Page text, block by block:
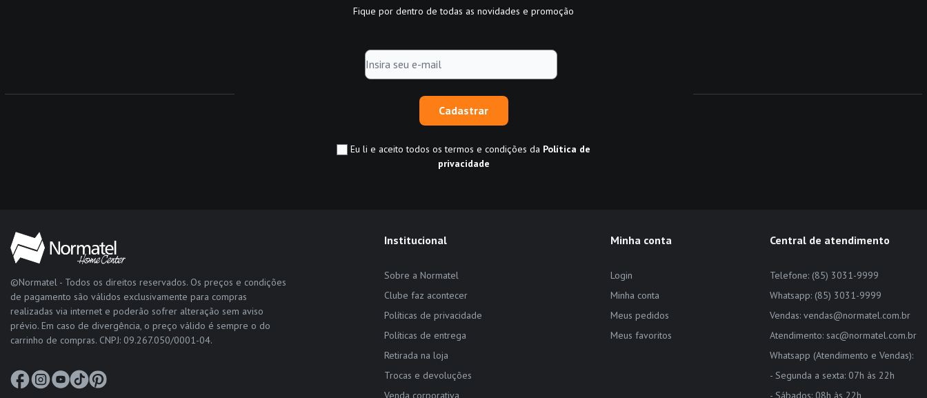
Fique por dentro de todas as novidades e promoção
Cadastrar
Eu li e aceito todos os termos e condições da Política de
privacidade
©Normatel - Todos os direitos reservados. Os preços e condições
de pagamento são válidos exclusivamente para compras
realizadas via internet e poderão sofrer alteração sem aviso
prévio. Em caso de divergência, o preço válido é sempre o do
carrinho de compras. CNPJ: 09.267.050/0001-04.
Institucional
Sobre a Normatel
Clube faz acontecer
Políticas de privacidade
Políticas de entrega
Retirada na loja
Trocas e devoluções
Venda corporativa
Minha conta
Login
Minha conta
Meus pedidos
Meus favoritos
Central de atendimento
Telefone: (85) 3031-9999
Whatsapp: (85) 3031-9999
Vendas: vendas@normatel.com.br
Atendimento: sac@normatel.com.br
Whatsapp (Atendimento e Vendas):
- Segunda a sexta: 07h às 22h
- Sábados: 08h às 22h